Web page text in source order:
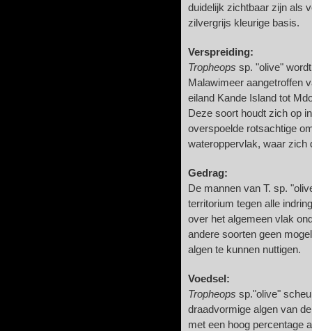
duidelijk zichtbaar zijn als
zilvergrijs kleurige basis.
Verspreiding:
Tropheops sp. "olive"
Malawimeer aangetroffen
eiland Kande Island tot
Deze soort houdt zich op
overspoelde rotsachtige
wateroppervlak, waar zich
Gedrag:
De mannen van T. sp.
territorium tegen alle
over het algemeen vlak
andere soorten geen
algen te kunnen nuttigen.
Voedsel:
Tropheops sp."olive"
draadvormige algen van
met een hoog percentage